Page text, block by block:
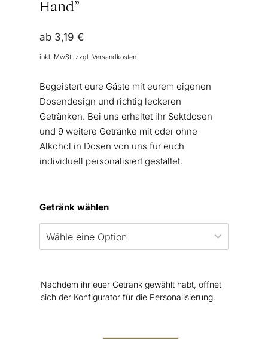
Hand”
ab 3,19 €
inkl. MwSt. zzgl. Versandkosten
Begeistert eure Gäste mit eurem eigenen
Dosendesign und richtig leckeren
Getränken. Bei uns erhaltet ihr Sektdosen
und 9 weitere Getränke mit oder ohne
Alkohol in Dosen von uns für euch
individuell personalisiert gestaltet.
Getränk wählen
Nachdem ihr euer Getränk gewählt habt, öffnet
sich der Konfigurator für die Personalisierung.